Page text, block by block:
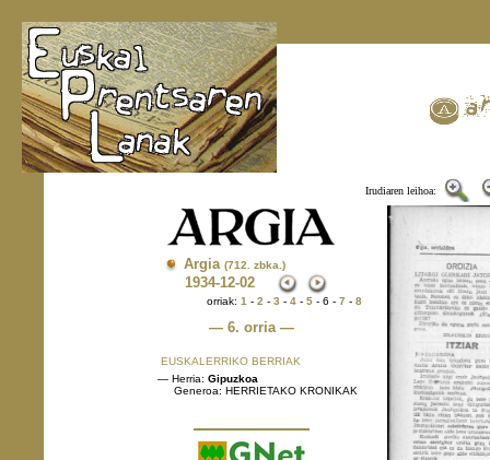
Irudiaren leihoa:
Argia (712. zbka.)
1934-12-02
orriak: 1 - 2 - 3 - 4 - 5 - 6 - 7 - 8
— 6. orria —
EUSKALERRIKO BERRIAK
— Herria: Gipuzkoa
Generoa: HERRIETAKO KRONIKAK